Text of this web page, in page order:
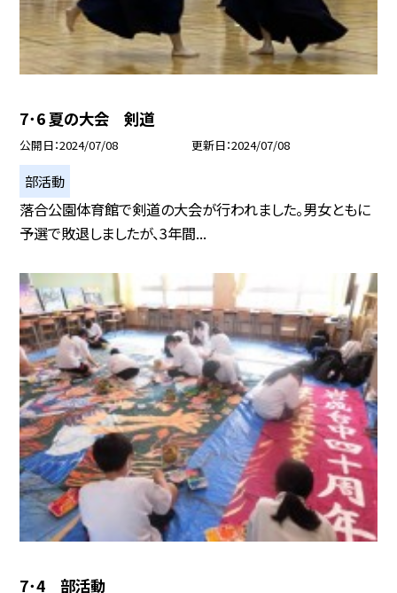
7･6 夏の大会 剣道
公開日 2024/07/08 更新日 2024/07/08
部活動
落合公園体育館で剣道の大会が行われました。男女ともに
予選で敗退しましたが、3年間...
7･4 部活動